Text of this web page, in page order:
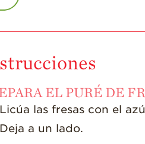
EL PURÉ DE
Licúa las fresas con el
Deja a un lado.